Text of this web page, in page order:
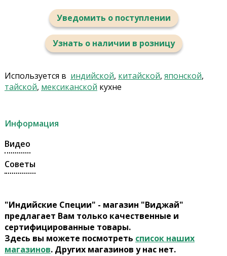
Уведомить о поступлении
Узнать о наличии в розницу
Используется в индийской, китайской, японской,
тайской, мексиканской кухне
Информация
Видео
Советы
"Индийские Специи" - магазин "Виджай"
предлагает Вам только качественные и
сертифицированные товары.
Здесь вы можете посмотреть список наших
магазинов. Других магазинов у нас нет.